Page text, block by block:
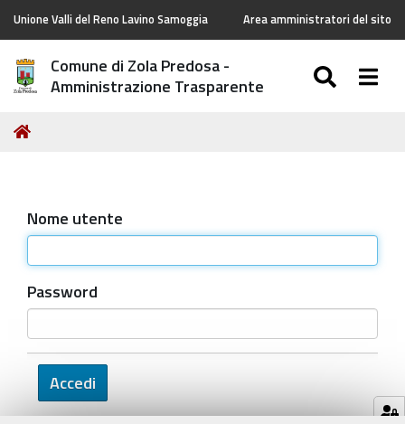
Unione Valli del Reno Lavino Samoggia Area amministratori del sito
Comune di Zola Predosa -
Amministrazione Trasparente
Tu
Nome utente
Password